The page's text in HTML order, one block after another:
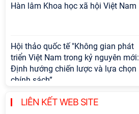
Hàn lâm Khoa học xã hội Việt Nam
Hội thảo quốc tế "Không gian phát
triển Việt Nam trong kỷ nguyên mới:
Định hướng chiến lược và lựa chọn
chính sách”
Khai quật công trường khai thác đá
LIÊN KẾT WEB SITE